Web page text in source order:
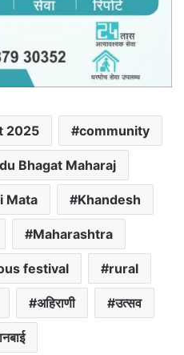
2025 community
Bhagat Maharaj
Mata Khandesh
Maharashtra
festival rural
अहिराणी उत्सव